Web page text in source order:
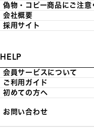
偽物・コピー商品にご注意
会社概要
採用サイト
HELP
会員サービスについて
ご利用ガイド
初めての方へ
お問い合わせ